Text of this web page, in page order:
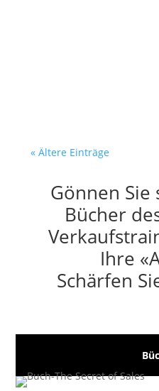
« Ältere Einträge
Gönnen Sie
Bücher
Ihre
Schärfen